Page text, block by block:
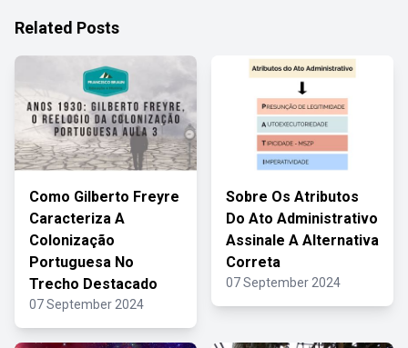
Related Posts
Como Gilberto Freyre
Caracteriza A
Colonização
Portuguesa No
Trecho Destacado
07 September 2024
Sobre Os Atributos
Do Ato Administrativo
Assinale A Alternativa
Correta
07 September 2024